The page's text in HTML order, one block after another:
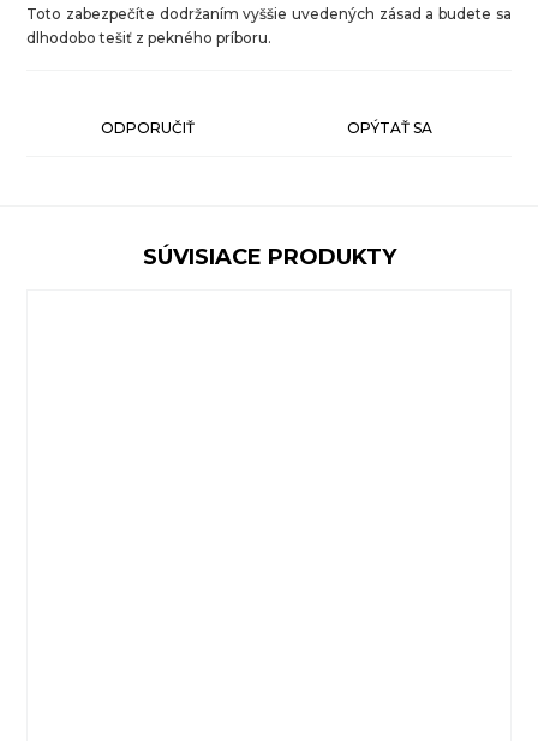
Toto zabezpečíte dodržaním vyššie uvedených zásad a budete sa
dlhodobo tešiť z pekného príboru.
ODPORUČIŤ OPÝTAŤ SA
SÚVISIACE PRODUKTY